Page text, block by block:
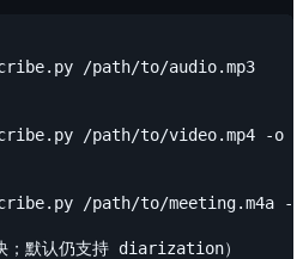
/path/to/audio.mp3
/path/to/video.mp4 -o
/path/to/meeting.m4a
；默认仍支持 diarization）